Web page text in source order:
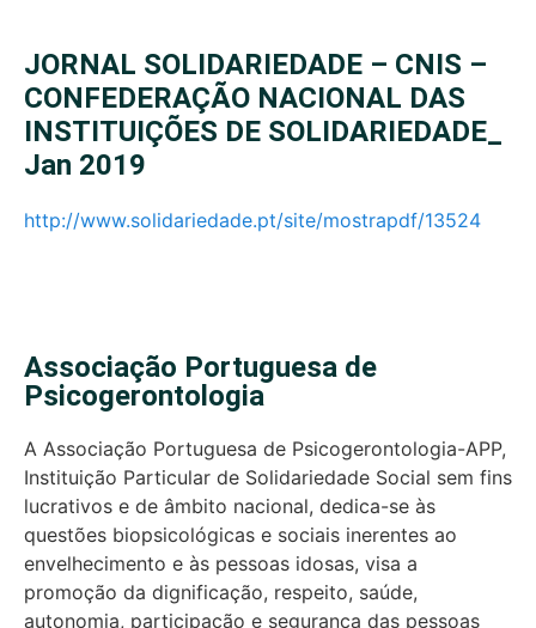
JORNAL SOLIDARIEDADE – CNIS –
CONFEDERAÇÃO NACIONAL DAS
INSTITUIÇÕES DE SOLIDARIEDADE_
Jan 2019
http://www.solidariedade.pt/site/mostrapdf/13524
Associação Portuguesa de
Psicogerontologia
A Associação Portuguesa de Psicogerontologia-APP,
Instituição Particular de Solidariedade Social sem fins
lucrativos e de âmbito nacional, dedica-se às
questões biopsicológicas e sociais inerentes ao
envelhecimento e às pessoas idosas, visa a
promoção da dignificação, respeito, saúde,
autonomia, participação e segurança das pessoas